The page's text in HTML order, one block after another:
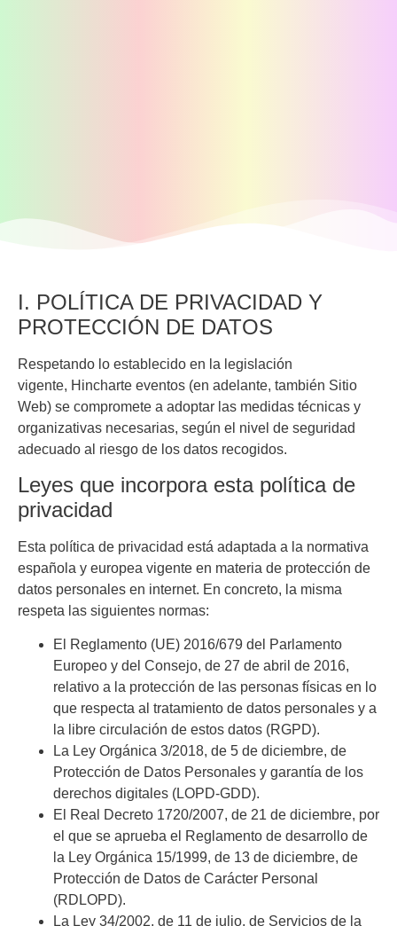
I. POLÍTICA DE PRIVACIDAD Y
PROTECCIÓN DE DATOS
Respetando lo establecido en la legislación
vigente, Hincharte eventos (en adelante, también Sitio
Web) se compromete a adoptar las medidas técnicas y
organizativas necesarias, según el nivel de seguridad
adecuado al riesgo de los datos recogidos.
Leyes que incorpora esta política de
privacidad
Esta política de privacidad está adaptada a la normativa
española y europea vigente en materia de protección de
datos personales en internet. En concreto, la misma
respeta las siguientes normas:
El Reglamento (UE) 2016/679 del Parlamento
Europeo y del Consejo, de 27 de abril de 2016,
relativo a la protección de las personas físicas en lo
que respecta al tratamiento de datos personales y a
la libre circulación de estos datos (RGPD).
La Ley Orgánica 3/2018, de 5 de diciembre, de
Protección de Datos Personales y garantía de los
derechos digitales (LOPD-GDD).
El Real Decreto 1720/2007, de 21 de diciembre, por
el que se aprueba el Reglamento de desarrollo de
la Ley Orgánica 15/1999, de 13 de diciembre, de
Protección de Datos de Carácter Personal
(RDLOPD).
La Ley 34/2002, de 11 de julio, de Servicios de la